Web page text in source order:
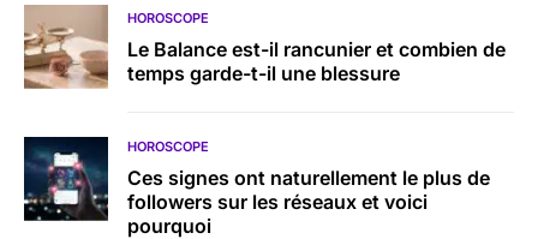
HOROSCOPE
Le Balance est-il rancunier et combien de
temps garde-t-il une blessure
HOROSCOPE
Ces signes ont naturellement le plus de
followers sur les réseaux et voici
pourquoi